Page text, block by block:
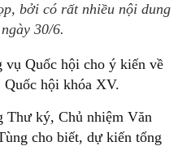
bởi có rất nhiều nội dung
30/6.
vụ Quốc hội cho ý kiến về
hội khóa XV.
Thư ký, Chủ nhiệm Văn
cho biết, dự kiến tổng